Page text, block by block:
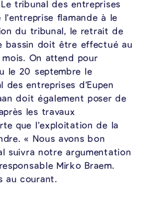
tribunal des entreprises
l’entreprise flamande à le
du tribunal, le retrait de
bassin doit être effectué au
On attend pour
le 20 septembre le
entreprises d’Eupen
doit également poser de
les travaux
que l’exploitation de la
« Nous avons bon
suivra notre argumentation
Mirko Braem.
au courant.